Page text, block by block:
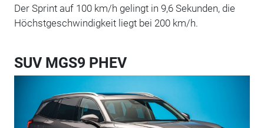
Der Sprint auf 100 km/h gelingt in 9,6 Sekunden, die
Höchstgeschwindigkeit liegt bei 200 km/h.
SUV MGS9 PHEV